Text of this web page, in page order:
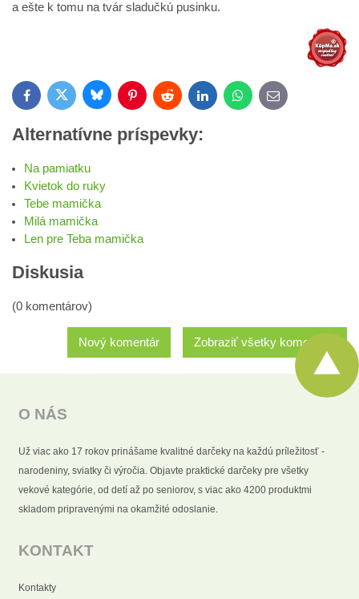
a ešte k tomu na tvár sladučkú pusinku.
FacebookTwitter BlueskyPinterestReddit LinkedInWhatsApp
E-
mail
Alternatívne príspevky:
Na pamiatku
Kvietok do ruky
Tebe mamička
Milá mamička
Len pre Teba mamička
Diskusia
(0 komentárov)
Zobraziť všetky komentáre
Nový komentár
O NÁS
Už viac ako 17 rokov prinášame kvalitné darčeky na každú príležitosť -
narodeniny, sviatky či výročia. Objavte praktické darčeky pre všetky
vekové kategórie, od detí až po seniorov, s viac ako 4200 produktmi
skladom pripravenými na okamžité odoslanie.
KONTAKT
Kontakty